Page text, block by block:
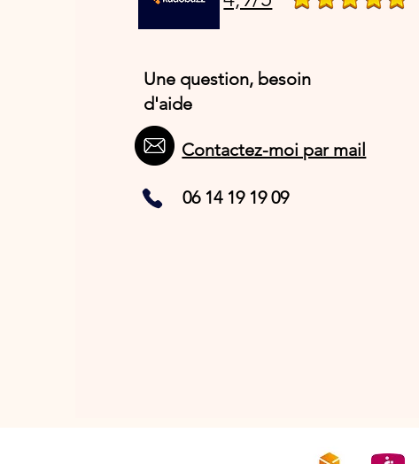
Une question, besoin
d'aide
Contactez-moi par mail
06 14 19 19 09